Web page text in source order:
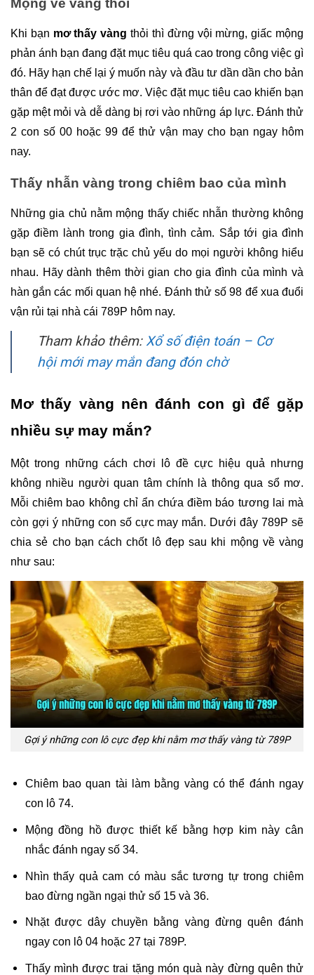
Mộng về vàng thỏi
Khi bạn mơ thấy vàng thỏi thì đừng vội mừng, giấc mộng
phản ánh bạn đang đặt mục tiêu quá cao trong công việc gì
đó. Hãy hạn chế lại ý muốn này và đầu tư dần dần cho bản
thân để đạt được ước mơ. Việc đặt mục tiêu cao khiến bạn
gặp mệt mỏi và dễ dàng bị rơi vào những áp lực. Đánh thử
2 con số 00 hoặc 99 để thử vận may cho bạn ngay hôm
nay.
Thấy nhẫn vàng trong chiêm bao của mình
Những gia chủ nằm mộng thấy chiếc nhẫn thường không
gặp điềm lành trong gia đình, tình cảm. Sắp tới gia đình
bạn sẽ có chút trục trặc chủ yếu do mọi người không hiểu
nhau. Hãy dành thêm thời gian cho gia đình của mình và
hàn gắn các mối quan hệ nhé. Đánh thử số 98 để xua đuổi
vận rủi tại nhà cái 789P hôm nay.
Tham khảo thêm:Xổ số điện toán – Cơ
hội mới may mắn đang đón chờ
Mơ thấy vàng nên đánh con gì để gặp
nhiều sự may mắn?
Một trong những cách chơi lô đề cực hiệu quả nhưng
không nhiều người quan tâm chính là thông qua sổ mơ.
Mỗi chiêm bao không chỉ ẩn chứa điềm báo tương lai mà
còn gợi ý những con số cực may mắn. Dưới đây 789P sẽ
chia sẻ cho bạn cách chốt lô đẹp sau khi mộng về vàng
như sau:
Gợi ý những con lô cực đẹp khi nằm mơ thấy vàng từ 789P
Chiêm bao quan tài làm bằng vàng có thể đánh ngay
con lô 74.
Mộng đồng hồ được thiết kế bằng hợp kim này cân
nhắc đánh ngay số 34.
Nhìn thấy quả cam có màu sắc tương tự trong chiêm
bao đừng ngần ngại thử số 15 và 36.
Nhặt được dây chuyền bằng vàng đừng quên đánh
ngay con lô 04 hoặc 27 tại 789P.
Thấy mình được trai tặng món quà này đừng quên thử